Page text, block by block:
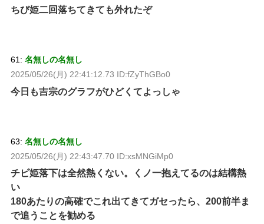
ちび姫二回落ちてきても外れたぞ
61: 名無しの名無し
2025/05/26(月) 22:41:12.73 ID:fZyThGBo0
今日も吉宗のグラフがひどくてよっしゃ
63: 名無しの名無し
2025/05/26(月) 22:43:47.70 ID:xsMNGiMp0
チビ姫落下は全然熱くない。くノ一抱えてるのは結構熱
い
180あたりの高確でこれ出てきてガセったら、200前半ま
で追うことを勧める